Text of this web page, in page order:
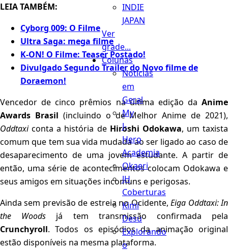
INDIE
JAPAN
Ver
grade...
Colunas
Notícias
em
Geral
My
J-
Hero
Academia
Okaeri
JH
Coberturas
Kimi
Desu
Explorando
o
LEIA TAMBÉM:
Cyborg 009: O Filme
Ultra Saga: mega filme
K-ON! O Filme: Teaser Postado!
Divulgado Segundo Trailer do Novo filme de
Doraemon!
Vencedor de cinco prêmios na última edição da Anime
Awards Brasil (incluindo o de Melhor Anime de 2021),
Oddtaxiconta a história de Hiroshi Odokawa, um taxista
comum que tem sua vida mudada ao ser ligado ao caso de
desaparecimento de uma jovem estudante. A partir de
então, uma série de acontecimentos colocam Odokawa e
seus amigos em situações incomuns e perigosas.
Ainda sem previsão de estreia no Ocidente,Eiga Oddtaxi: In
the Woods já tem transmissão confirmada pela
Crunchyroll. Todos os episódios da animação original
estão disponíveis na mesma plataforma.